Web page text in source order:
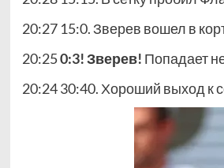
20:27 15:0. Зверев вошел в
20:250:3! Зверев! Попадает
20:24 30:40. Хороший выход к